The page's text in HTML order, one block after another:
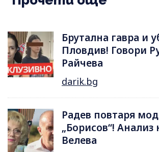
Брутална гавра и
Пловдив! Говори
Райчева
darik.bg
Радев повтаря
„Борисов“! Анализ
Велева